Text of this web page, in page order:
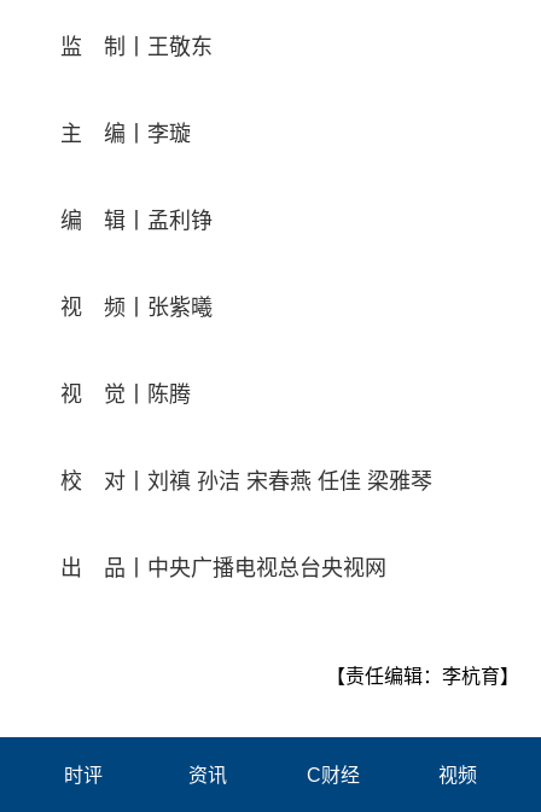
监 制丨王敬东
主 编丨李璇
编 辑丨孟利铮
视 频丨张紫曦
视 觉丨陈腾
校 对丨刘禛 孙洁 宋春燕 任佳 梁雅琴
出 品丨中央广播电视总台央视网
【责任编辑：李杭育】
时评 资讯 C财经 视频